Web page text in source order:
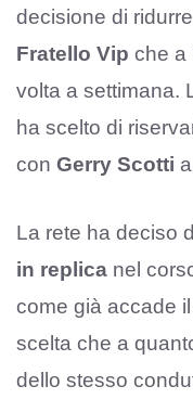
decisione di
Fratello Vip che a
volta a settimana.
ha scelto di
con Gerry Scotti
La rete ha deciso
in replica nel
come già accade
scelta che a
dello stesso